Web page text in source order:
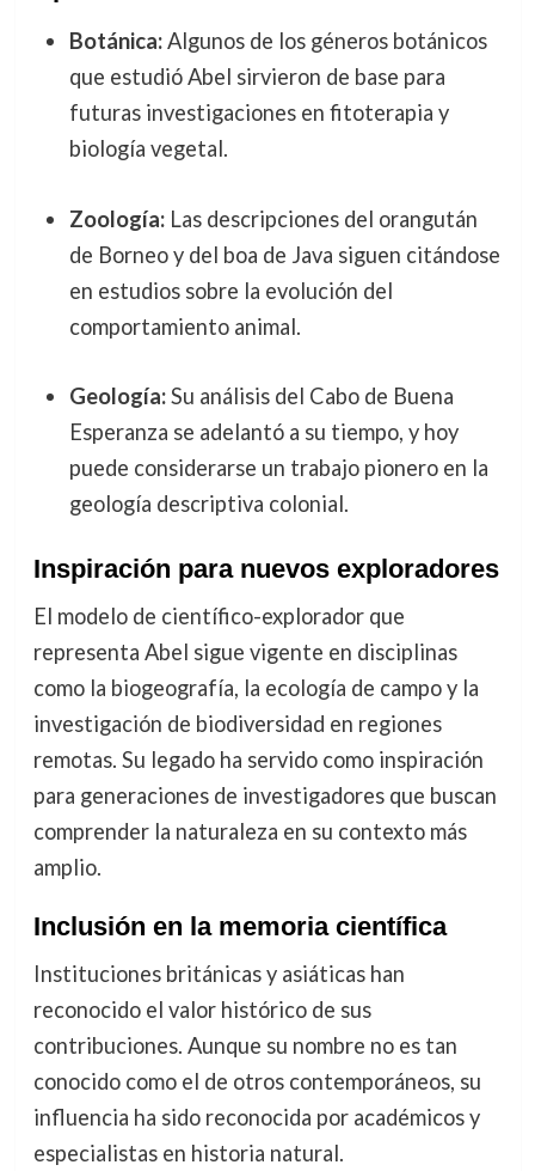
Botánica:Algunos de los géneros botánicos
que estudió Abel sirvieron de base para
futuras investigaciones en fitoterapia y
biología vegetal.
Zoología:Las descripciones del orangután
de Borneo y del boa de Java siguen citándose
en estudios sobre la evolución del
comportamiento animal.
Geología:Su análisis del Cabo de Buena
Esperanza se adelantó a su tiempo, y hoy
puede considerarse un trabajo pionero en la
geología descriptiva colonial.
Inspiración para nuevos exploradores
El modelo de científico-explorador que
representa Abel sigue vigente en disciplinas
como la biogeografía, la ecología de campo y la
investigación de biodiversidad en regiones
remotas. Su legado ha servido como inspiración
para generaciones de investigadores que buscan
comprender la naturaleza en su contexto más
amplio.
Inclusión en la memoria científica
Instituciones británicas y asiáticas han
reconocido el valor histórico de sus
contribuciones. Aunque su nombre no es tan
conocido como el de otros contemporáneos, su
influencia ha sido reconocida por académicos y
especialistas en historia natural.